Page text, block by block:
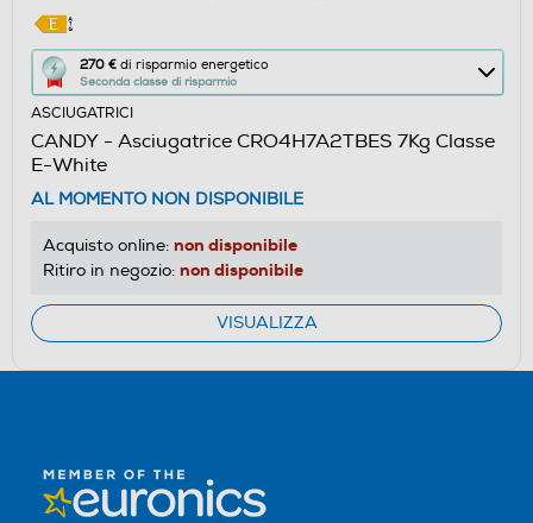
270 € di risparmio energetico
Seconda classe di risparmio
Questa
azione
aprirà
il
Calcolatore
di
risparmio
energetico
Youreko.
ASCIUGATRICI
CANDY - Asciugatrice CRO4H7A2TBES 7Kg Classe
E-White
AL MOMENTO NON DISPONIBILE
Acquisto online: non disponibile
Ritiro in negozio: non disponibile
VISUALIZZA